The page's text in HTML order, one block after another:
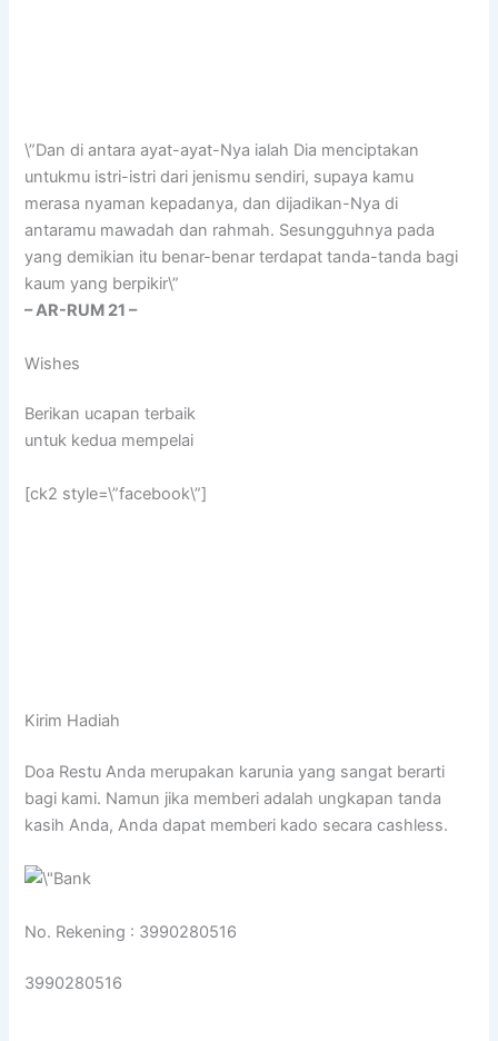
\”Dan di antara ayat-ayat-Nya ialah Dia menciptakan
untukmu istri-istri dari jenismu sendiri, supaya kamu
merasa nyaman kepadanya, dan dijadikan-Nya di
antaramu mawadah dan rahmah. Sesungguhnya pada
yang demikian itu benar-benar terdapat tanda-tanda bagi
kaum yang berpikir\”
– AR-RUM 21 –
Wishes
Berikan ucapan terbaik
untuk kedua mempelai
[ck2 style=\”facebook\”]
Kirim Hadiah
Doa Restu Anda merupakan karunia yang sangat berarti
bagi kami. Namun jika memberi adalah ungkapan tanda
kasih Anda, Anda dapat memberi kado secara cashless.
No. Rekening : 3990280516
3990280516